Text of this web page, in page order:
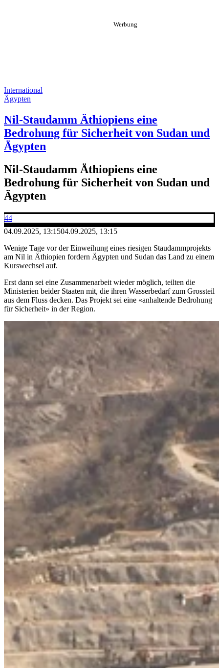
International
Ägypten
Nil-Staudamm Äthiopiens eine
Bedrohung für Sicherheit von Sudan und
Ägypten
Nil-Staudamm Äthiopiens eine
Bedrohung für Sicherheit von Sudan und
Ägypten
44
04.09.2025, 13:1504.09.2025, 13:15
Wenige Tage vor der Einweihung eines riesigen Staudammprojekts
am Nil in Äthiopien fordern Ägypten und Sudan das Land zu einem
Kurswechsel auf.
Erst dann sei eine Zusammenarbeit wieder möglich, teilten die
Ministerien beider Staaten mit, die ihren Wasserbedarf zum Grossteil
aus dem Fluss decken. Das Projekt sei eine «anhaltende Bedrohung
für Sicherheit» in der Region.